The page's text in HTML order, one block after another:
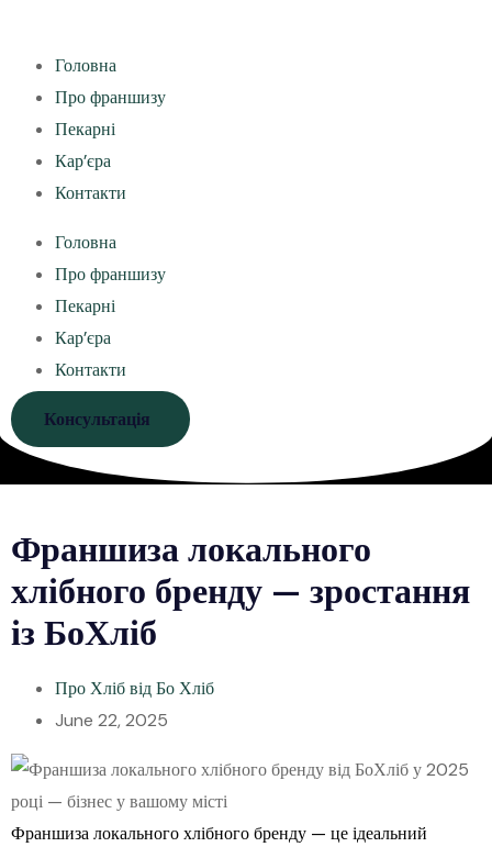
Головна
Про франшизу
Пекарні
Кар’єра
Контакти
Головна
Про франшизу
Пекарні
Кар’єра
Контакти
Консультація
Франшиза локального
хлібного бренду — зростання
із БоХліб
Про Хліб від Бо Хліб
June 22, 2025
Франшиза локального хлібного бренду — це ідеальний